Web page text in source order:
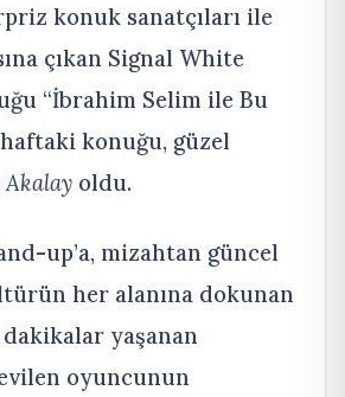
konuk sanatçıları ile
çıkan Signal White
“İbrahim Selim ile Bu
konuğu, güzel
oldu.
up’a, mizahtan güncel
her alanına dokunan
yaşanan
oyuncunun